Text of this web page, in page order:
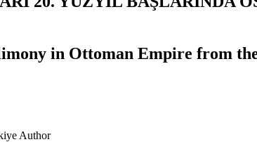
in Ottoman Empire from
Author